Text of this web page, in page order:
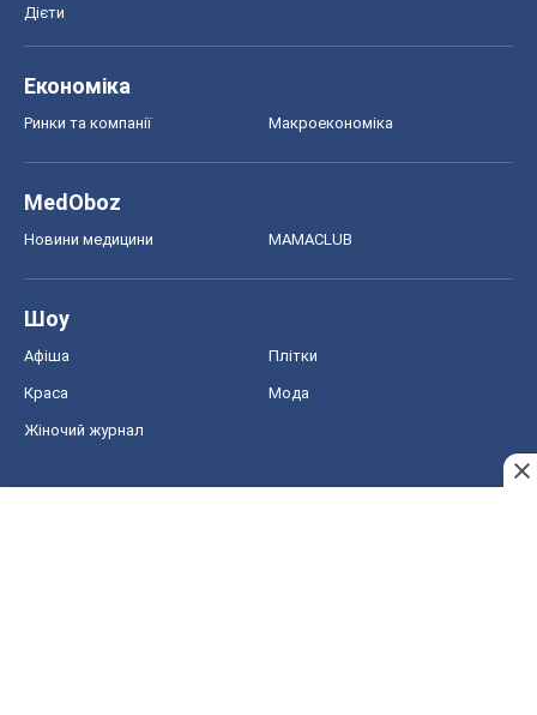
Дієти
Економіка
Ринки та компанії Макроекономіка
MedOboz
Новини медицини MAMACLUB
Шоу
Афіша Плітки
Краса Мода
Жіночий журнал